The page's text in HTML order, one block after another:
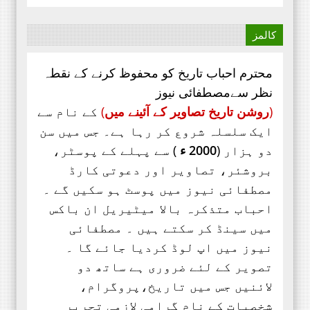
کالمز
محترم احباب تاریخ کو محفوظ کرنے کے نقطہ
نظر سےمصطفائی نیوز
(روشن تاریخ تصاویر کے آئینے میں) کے نام سے
ایک سلسلہ شروع کر رہا ہے۔ جس میں سن
دو ہزار (2000 ء
) سے پہلے کے پوسٹر،
بروشئر، تصاویر اور دعوتی کارڈ
مصطفائی نیوز میں پوسٹ ہو سکیں گے ۔
احباب متذکرہ بالا میٹیریل ان باکس
میں سینڈ کر سکتے ہیں ۔ مصطفائی
نیوز میں اپ لوڈ کردیا جائے گا ۔
تصویر کے لئے ضروری ہے ساتھ دو
لائنیں جس میں تاریخ،پروگرام،
شخصیات کے نام گرامی لازمی تحریر